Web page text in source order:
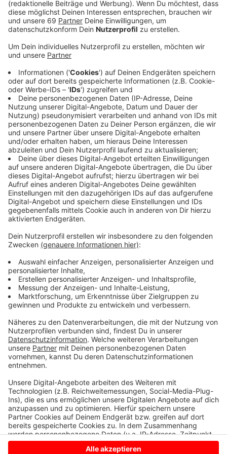
Wahrscheinlich durch Übermüdung und Restalkohol
an der Autobahn 1 mit seinem Audi im Grünstreifen. Es
entstand Sachschaden von etwa 10.000 Euro.
Anzeige
Der Mann aus Meschede war in Richtung Bremen
unterwegs und wollte bei Ascheberg auf dem
Rastplatz Mersch eine Pause machen. Nach eigenen
Angaben nickte er ein, kam in der Abfahrt von der
Fahrbahn ab und fuhr in den Grünstreifen.
Anzeige
Hier prallte der Wagen gegen einen "Flensburger
Kegel" und katapultierte diesen auf die Straße.
Bei der Unfallaufnahme rochen die Beamten die
Alkoholfahne, ein Test ergab einen Wert von 0,8
Promille.
Anzeige
Anzeige